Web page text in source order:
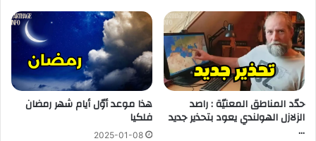
حدّد المناطق المعنيّة : راصد
الزلازل الهولندي يعود بتحذير جديد
…
هذا موعد أوّل أيام شهر رمضان
فلكيا
2025-01-08